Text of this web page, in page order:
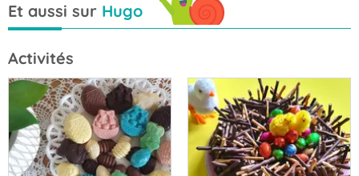
Et aussi sur Hugo
Activités